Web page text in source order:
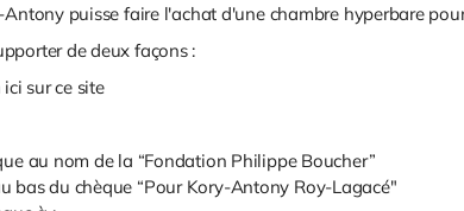
puisse faire l'achat d'une chambre hyperbare
de deux façons :
sur ce site
au nom de la “Fondation Philippe Boucher”
bas du chèque “Pour Kory-Antony Roy-Lagacé"